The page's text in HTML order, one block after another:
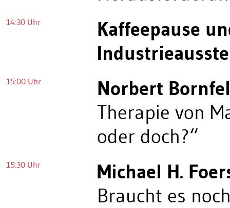
14:30 Uhr
Kaffeepause
15:00 Uhr
Norbert
Therapie von
oder doch?“
15:30 Uhr
Michael H.
Braucht es